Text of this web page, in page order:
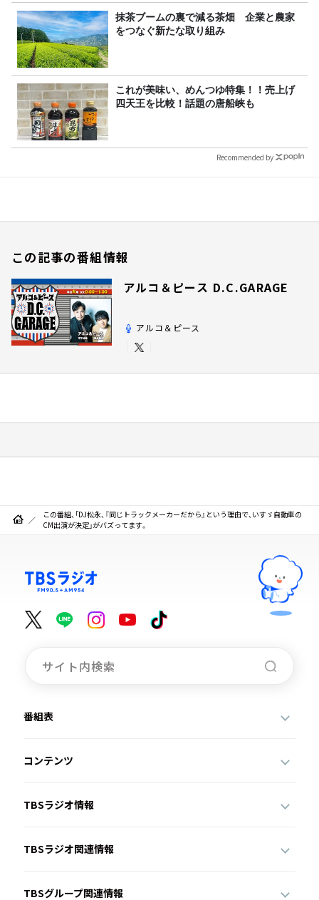
抹茶ブームの裏で減る茶畑 企業と農家
をつなぐ新たな取り組み
これが美味い、めんつゆ特集！！売上げ
四天王を比較！話題の唐船峡も
Recommended by
この記事の番組情報
アルコ＆ピース D.C.GARAGE
アルコ＆ピース
この番組、「DJ松永、『同じトラックメーカーだから』という理由で、いすゞ自動車の
CM出演が決定」がバズってます。
番組表
コンテンツ
TBSラジオ情報
TBSラジオ関連情報
TBSグループ関連情報